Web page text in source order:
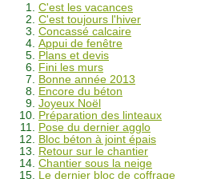
C'est les vacances
C'est toujours l'hiver
Concassé calcaire
Appui de fenêtre
Plans et devis
Fini les murs
Bonne année 2013
Encore du béton
Joyeux Noël
Préparation des linteaux
Pose du dernier agglo
Bloc béton à joint épais
Retour sur le chantier
Chantier sous la neige
Le dernier bloc de coffrage